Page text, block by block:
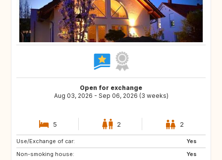
Open for exchange
Aug 03, 2026 - Sep 06, 2026 (3 weeks)
5 2 2
Use/Exchange of car:
Yes
Non-smoking house:
Yes
AT
NL